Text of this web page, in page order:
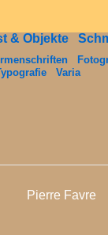
& Objekte
Varia
Pierre Favre